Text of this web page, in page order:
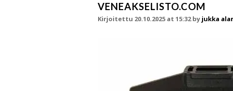
VENEAKSELISTO.COM
Kirjoitettu 20.10.2025 at 15:32by jukka